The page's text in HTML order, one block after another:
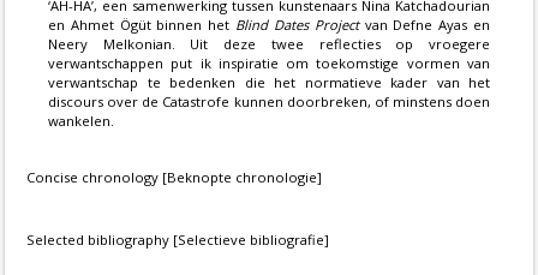
‘AH-HA’, een samenwerking tussen kunstenaars Nina Katchadourian
en Ahmet Ögüt binnen het Blind Dates Projectvan Defne Ayas en
Neery Melkonian. Uit deze twee reflecties op vroegere
verwantschappen put ik inspiratie om toekomstige vormen van
verwantschap te bedenken die het normatieve kader van het
discours over de Catastrofe kunnen doorbreken, of minstens doen
wankelen.
Concise chronology [Beknopte chronologie]
Selected bibliography [Selectieve bibliografie]